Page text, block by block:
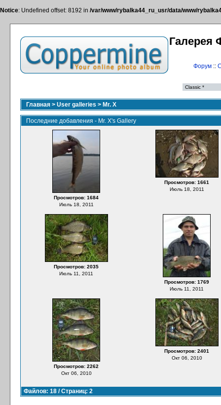
Notice: Undefined offset: 8192 in /var/www/rybalka44_ru_usr/data/www/
Галерея
Форум::
Главная > User galleries > Mr. X
Последние добавления - Mr. X's Gallery
Просмотров: 1684
Июль 18, 2011
Просмотров: 1661
Июль 18, 2011
Просмотров: 2035
Июль 11, 2011
Просмотров: 1769
Июль 11, 2011
Просмотров: 2262
Окт 06, 2010
Просмотров: 2401
Окт 06, 2010
Файлов: 18 / Страниц: 2